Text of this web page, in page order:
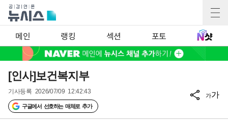
메인 랭킹 섹션 포토
[인사]보건복지부
기사등록 2026/07/09 12:42:43
구글에서 선호하는 매체로 추가
가가